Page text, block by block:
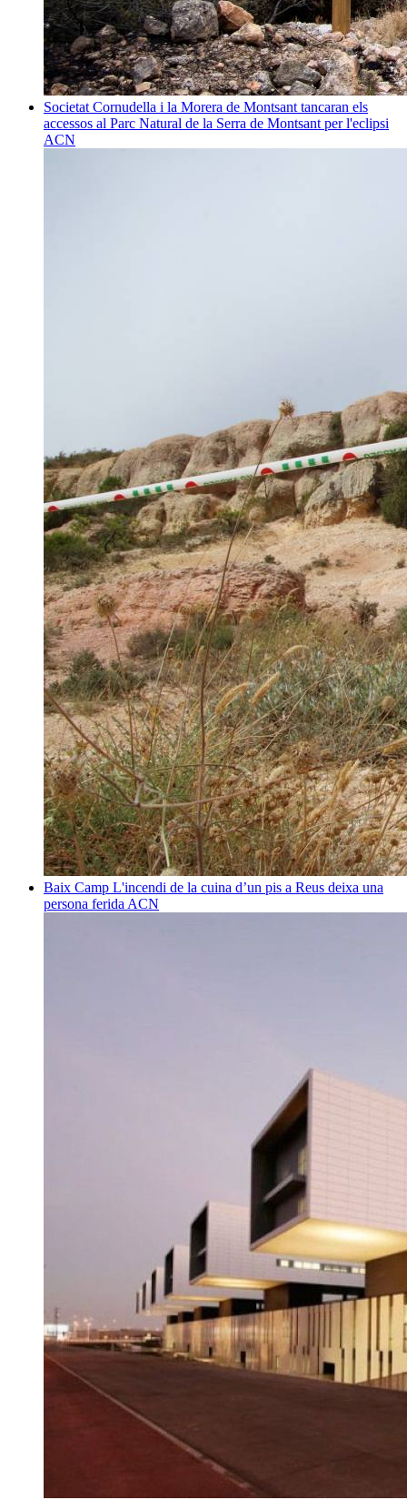
Societat Cornudella i la Morera de Montsant tancaran els
accessos al Parc Natural de la Serra de Montsant per l'eclipsi
ACN
Baix Camp L'incendi de la cuina d’un pis a Reus deixa una
persona ferida ACN